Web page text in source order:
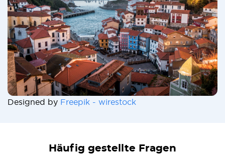
Designed by Freepik - wirestock
Häufig gestellte Fragen